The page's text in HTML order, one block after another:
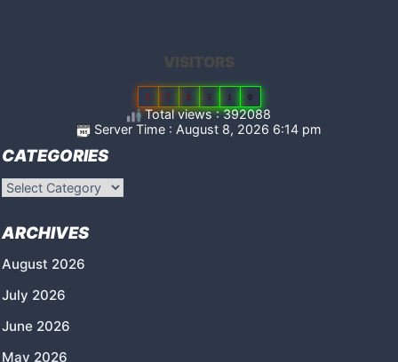
VISITORS
2 7 8 5 1 0
Total views : 392088
Server Time : August 8, 2026 6:14 pm
CATEGORIES
Categories
ARCHIVES
August 2026
July 2026
June 2026
May 2026